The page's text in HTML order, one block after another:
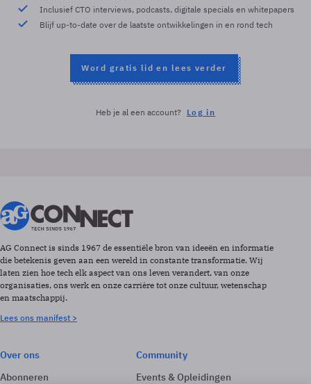
Inclusief CTO interviews, podcasts, digitale specials en whitepapers
Blijf up-to-date over de laatste ontwikkelingen in en rond tech
Word gratis lid en lees verder
Heb je al een account? Log in
AG Connect is sinds 1967 de essentiële bron van ideeën en informatie
die betekenis geven aan een wereld in constante transformatie. Wij
laten zien hoe tech elk aspect van ons leven verandert, van onze
organisaties, ons werk en onze carrière tot onze cultuur, wetenschap
en maatschappij.
Lees ons manifest >
Over ons
Abonneren
Community
Events & Opleidingen